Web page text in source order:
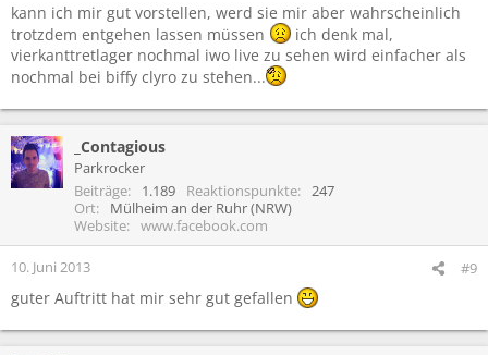
kann ich mir gut vorstellen, werd sie mir aber wahrscheinlich
trotzdem entgehen lassen müssen
ich denk mal,
vierkanttretlager nochmal iwo live zu sehen wird einfacher als
nochmal bei biffy clyro zu stehen...
_Contagious
Parkrocker
Beiträge
1.189 Reaktionspunkte
247
Ort
Mülheim an der Ruhr (NRW)
Website
www.facebook.com
10. Juni 2013 #9
guter Auftritt hat mir sehr gut gefallen